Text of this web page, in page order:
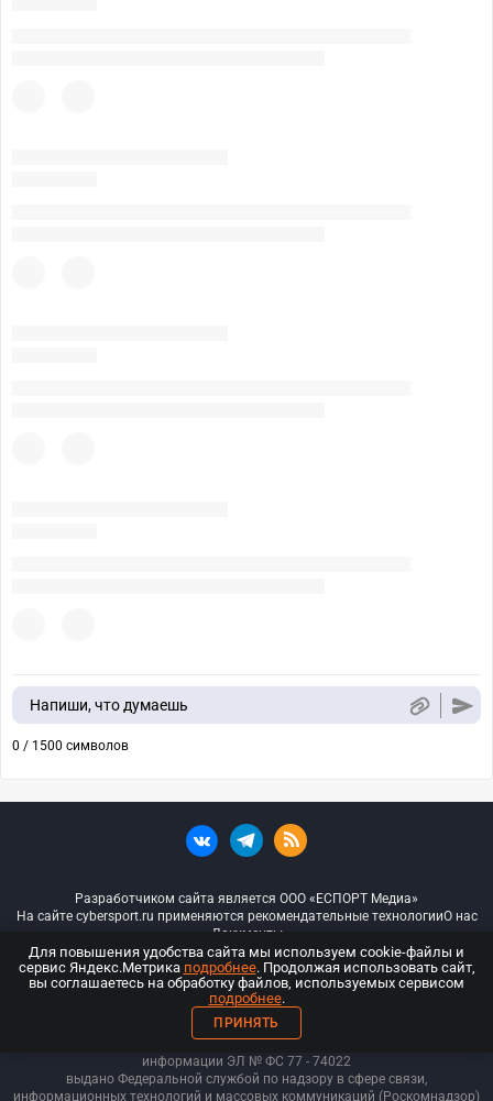
Напиши, что думаешь
0 / 1500 символов
Разработчиком сайта является ООО «ЕСПОРТ Медиа»
На сайте cybersport.ru применяются рекомендательные технологииО нас
Документы
© ООО «Киберспорт.ру» — Все права защищены
18+
ООО «Киберспорт.ру». Свидетельство о регистрации средств массовой
информации ЭЛ № ФС 77 - 74022
выдано Федеральной службой по надзору в сфере связи,
информационных технологий и массовых коммуникаций (Роскомнадзор)
Для повышения удобства сайта мы используем cookie-файлы и
сервис Яндекс.Метрика подробнее. Продолжая использовать сайт,
вы соглашаетесь на обработку файлов, используемых сервисом
подробнее.
ПРИНЯТЬ